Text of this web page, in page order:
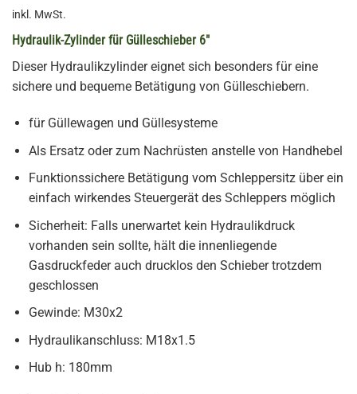
inkl. MwSt.
Hydraulik-Zylinder für Gülleschieber 6″
Dieser Hydraulikzylinder eignet sich besonders für eine
sichere und bequeme Betätigung von Gülleschiebern.
für Güllewagen und Güllesysteme
Als Ersatz oder zum Nachrüsten anstelle von Handhebel
Funktionssichere Betätigung vom Schleppersitz über ein
einfach wirkendes Steuergerät des Schleppers möglich
Sicherheit: Falls unerwartet kein Hydraulikdruck
vorhanden sein sollte, hält die innenliegende
Gasdruckfeder auch drucklos den Schieber trotzdem
geschlossen
Gewinde: M30x2
Hydraulikanschluss: M18x1.5
Hub h: 180mm